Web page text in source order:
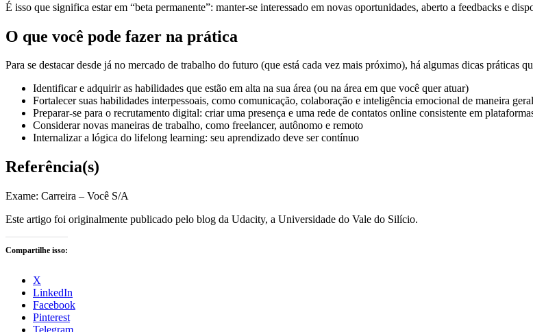
É isso que significa estar em “beta permanente”: manter-se interessado em novas oportunidades, aberto a feedbacks e
O que você pode fazer na prática
Para se destacar desde já no mercado de trabalho do futuro (que está cada vez mais próximo), há algumas dicas práticas
Identificar e adquirir as habilidades que estão em alta na sua área (ou na área em que você quer atuar)
Fortalecer suas habilidades interpessoais, como comunicação, colaboração e inteligência emocional de maneira geral
Preparar-se para o recrutamento digital: criar uma presença e uma rede de contatos online consistente em
Considerar novas maneiras de trabalho, como freelancer, autônomo e remoto
Internalizar a lógica do lifelong learning: seu aprendizado deve ser contínuo
Referência(s)
Exame: Carreira – Você S/A
Este artigo foi originalmente publicado pelo blog da Udacity, a Universidade do Vale do Silício.
Compartilhe isso:
X
LinkedIn
Facebook
Pinterest